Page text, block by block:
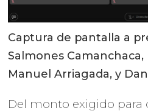
Captura de pantalla a
Salmones
Manuel Arriagada, y
Del monto exigido para